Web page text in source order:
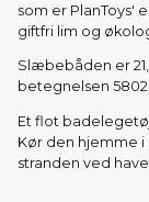
som er PlanToys'
giftfri lim og
Slæbebåden er
betegnelsen
Et flot
Kør den hjemme
stranden ved